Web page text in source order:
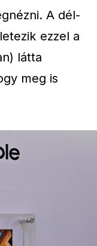
A dél-
ezzel a
látta
meg is